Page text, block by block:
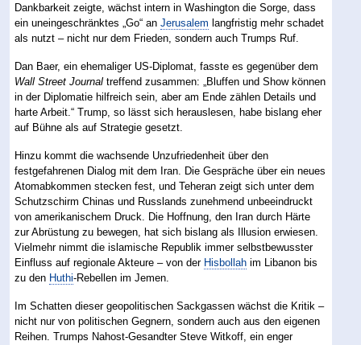
Dankbarkeit zeigte, wächst intern in Washington die Sorge, dass
ein uneingeschränktes „Go“ anJerusalem langfristig mehr schadet
als nutzt – nicht nur dem Frieden, sondern auch Trumps Ruf.
Dan Baer, ein ehemaliger US-Diplomat, fasste es gegenüber dem
Wall Street Journal treffend zusammen: „Bluffen und Show können
in der Diplomatie hilfreich sein, aber am Ende zählen Details und
harte Arbeit.“ Trump, so lässt sich herauslesen, habe bislang eher
auf Bühne als auf Strategie gesetzt.
Hinzu kommt die wachsende Unzufriedenheit über den
festgefahrenen Dialog mit dem Iran. Die Gespräche über ein neues
Atomabkommen stecken fest, und Teheran zeigt sich unter dem
Schutzschirm Chinas und Russlands zunehmend unbeeindruckt
von amerikanischem Druck. Die Hoffnung, den Iran durch Härte
zur Abrüstung zu bewegen, hat sich bislang als Illusion erwiesen.
Vielmehr nimmt die islamische Republik immer selbstbewusster
Einfluss auf regionale Akteure – von der Hisbollah im Libanon bis
zu den Huthi-Rebellen im Jemen.
Im Schatten dieser geopolitischen Sackgassen wächst die Kritik –
nicht nur von politischen Gegnern, sondern auch aus den eigenen
Reihen. Trumps Nahost-Gesandter Steve Witkoff, ein enger